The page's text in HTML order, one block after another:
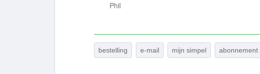
Phil
bestelling e-mail mijn simpel abonnement